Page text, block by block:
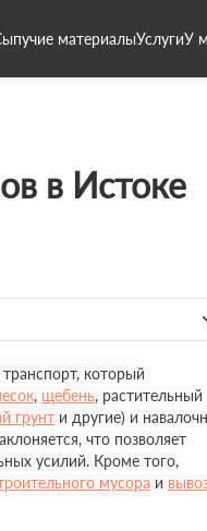
материалыУслугиУ
в Истоке
который
, щебень, растительный
грунт и другие) и
что позволяет
усилий. Кроме того,
мусора и